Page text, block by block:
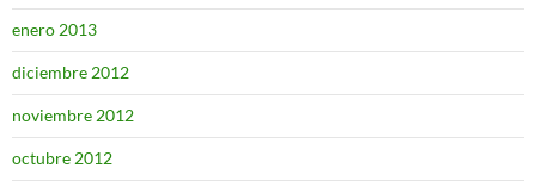
enero 2013
diciembre 2012
noviembre 2012
octubre 2012